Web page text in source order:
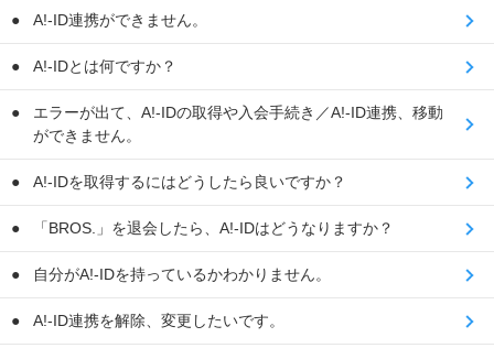
A!-ID連携ができません。
A!-IDとは何ですか？
エラーが出て、A!-IDの取得や入会手続き／A!-ID連携、移動
ができません。
A!-IDを取得するにはどうしたら良いですか？
「BROS.」を退会したら、A!-IDはどうなりますか？
自分がA!-IDを持っているかわかりません。
A!-ID連携を解除、変更したいです。